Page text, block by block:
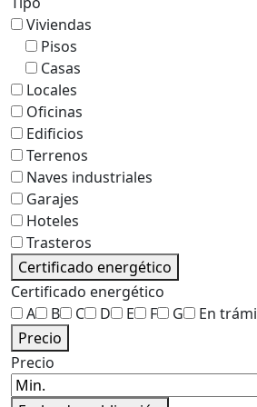
Viviendas
Pisos
Casas
Locales
Oficinas
Edificios
Terrenos
Naves industriales
Garajes
Hoteles
Trasteros
Certificado energético
Certificado energético
A
B C D E F G En
Precio
Precio